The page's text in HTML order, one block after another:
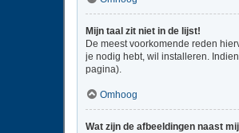
Mijn taal zit niet in de lijst!
De meest voorkomende reden
je nodig hebt, wil installeren.
pagina).
Omhoog
Wat zijn de afbeeldingen naast